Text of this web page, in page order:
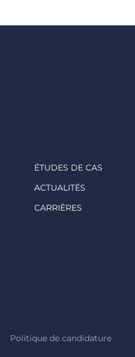
ÉTUDES DE CAS
ACTUALITÉS
CARRIÈRES
Politique de candidature